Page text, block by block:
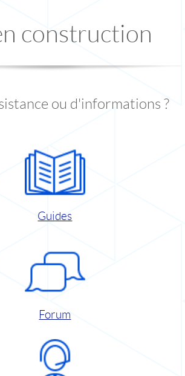
construction
ou d'informations ?
Guides
Forum